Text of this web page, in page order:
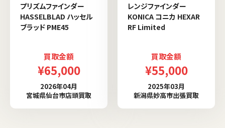
プリズムファインダー
HASSELBLAD ハッセル
ブラッド PME45
買取金額
¥65,000
2026年04月
宮城県仙台市店頭買取
レンジファインダー
KONICA コニカ HEXAR
RF Limited
買取金額
¥55,000
2025年03月
新潟県妙高市出張買取